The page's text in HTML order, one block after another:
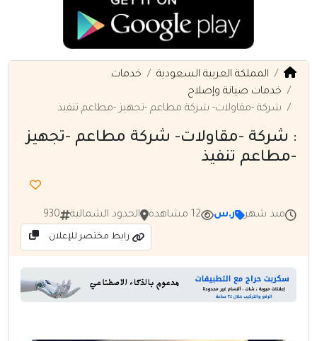
المملكة العربية السعودية
خدمات
خدمات صيانة وإصلاح
شركة -مقاولات- شركة مطاعم -تجهيز -مطاعم تنفيذ
: شركة -مقاولات- شركة مطاعم -تجهيز
-مطاعم تنفيذ
منذ شهر ر.س 12 مشاهدة الحدود الشمالية 930
رابط مختصر للإعلان